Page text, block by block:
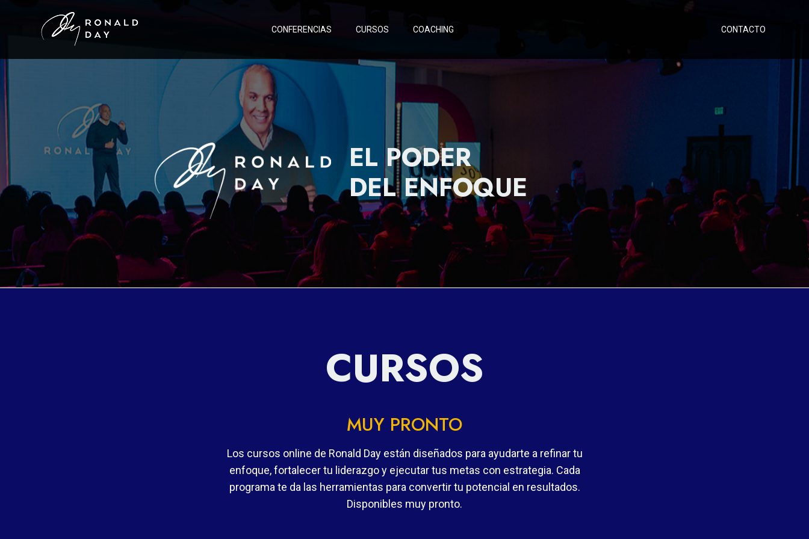
CONFERENCIAS CURSOS COACHING CONTACTO
EL PODER
DEL ENFOQUE
CURSOS
MUY PRONTO
Los cursos online de Ronald Day están diseñados para ayudarte a refinar tu
enfoque, fortalecer tu liderazgo y ejecutar tus metas con estrategia. Cada
programa te da las herramientas para convertir tu potencial en resultados.
Disponibles muy pronto.